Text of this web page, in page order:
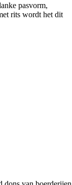
pasvorm,
rits wordt het dit